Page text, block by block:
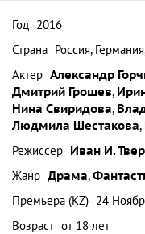
Год 2016
Страна Россия,
Актер Александр
Дмитрий Грошев,
Нина Свиридова,
Людмила Шестакова,
Режиссер Иван И.
Жанр Драма,
Премьера (KZ) 24
Возраст от 18 лет